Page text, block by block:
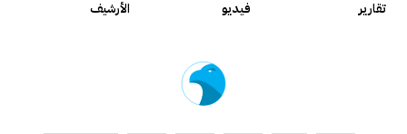
تقارير
فيديو الأرشيف